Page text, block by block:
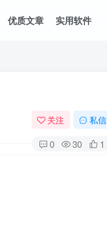
优质文章 实用软件
关注 私信
0 30 1